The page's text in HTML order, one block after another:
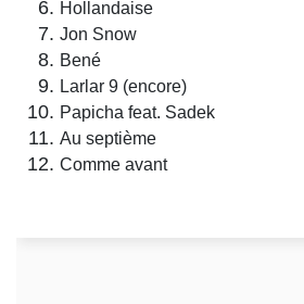
Hollandaise
Jon Snow
Bené
Larlar 9 (encore)
Papicha feat. Sadek
Au septième
Comme avant